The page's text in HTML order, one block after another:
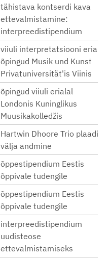
tähistava kontserdi kava
ettevalmistamine:
interpreedistipendium
viiuli interpretatsiooni eriala
õpingud Musik und Kunst
Privatuniversität'is Viinis
õpingud viiuli erialal
Londonis Kuninglikus
Muusikakolledžis
Hartwin Dhoore Trio plaadi
välja andmine
õppestipendium Eestis
õppivale tudengile
õppestipendium Eestis
õppivale tudengile
interpreedistipendium
uudisteose
ettevalmistamiseks